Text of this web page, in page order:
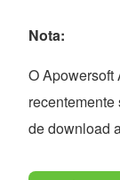
Nota:
O Apowersoft
de download